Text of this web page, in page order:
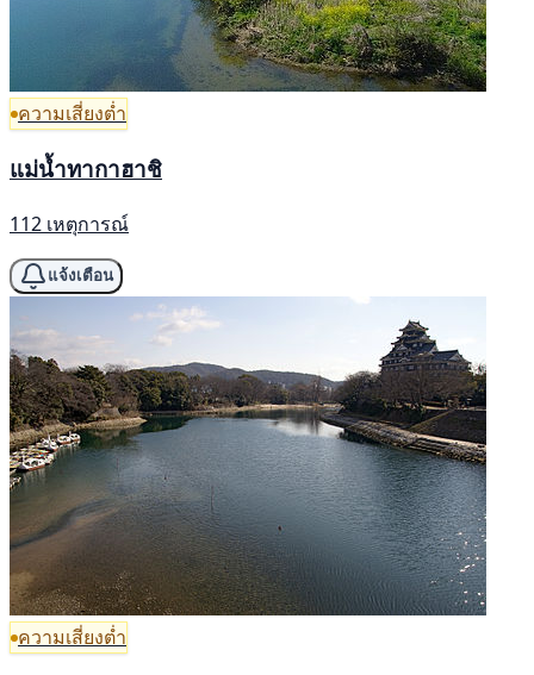
ความเสี่ยงต่ำ
แม่น้ำทากาฮาชิ
112 เหตุการณ์
แจ้งเตือน
ความเสี่ยงต่ำ